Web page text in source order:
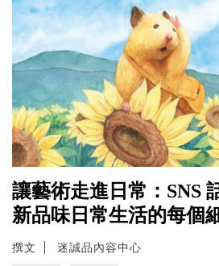
讓藝術走進日常：SNS
新品味日常生活的每個
撰文 迷誠品內容中心